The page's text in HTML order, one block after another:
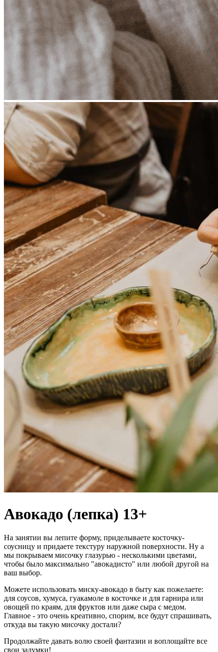
Авокадо (лепка) 13+
На занятии вы лепите форму, приделываете косточку-
соусницу и придаете текстуру наружной поверхности. Ну а
мы покрываем мисочку глазурью - несколькими цветами,
чтобы было максимально "авокадисто" или любой другой на
ваш выбор.
Можете использовать миску-авокадо в быту как пожелаете:
для соусов, хумуса, гуакамоле в косточке и для гарнира или
овощей по краям, для фруктов или даже сыра с медом.
Главное - это очень креативно, спорим, все будут спрашивать,
откуда вы такую мисочку достали?
Продолжайте давать волю своей фантазии и воплощайте все
свои задумки!